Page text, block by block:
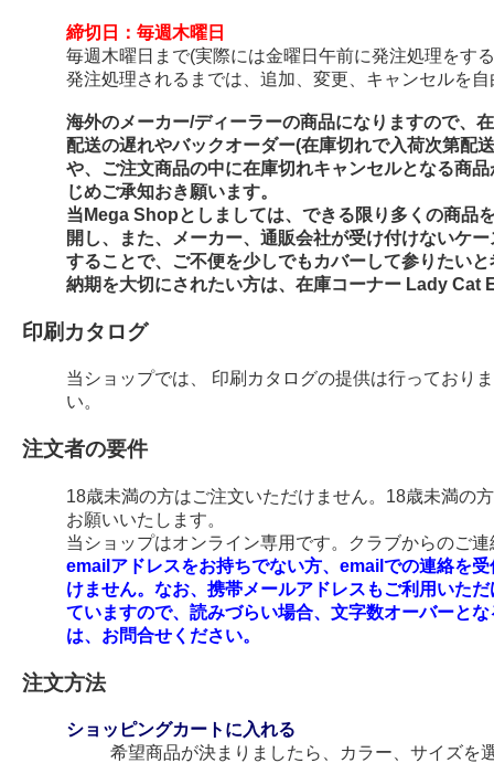
締切日：毎週木曜日
毎週木曜日まで(実際には金曜日午前に発注処理をす
発注処理されるまでは、追加、変更、キャンセルを
海外のメーカー/ディーラーの商品になりますので、
配送の遅れやバックオーダー(在庫切れで入荷次第配
や、ご注文商品の中に在庫切れキャンセルとなる商
じめご承知おき願います。
当Mega Shopとしましては、できる限り多くの商品
開し、また、メーカー、通販会社が受け付けないケ
することで、ご不便を少しでもカバーして参りたい
納期を大切にされたい方は、在庫コーナー Lady Cat
印刷カタログ
当ショップでは、 印刷カタログの提供は行っており
い。
注文者の要件
18歳未満の方はご注文いただけません。18歳未満の
お願いいたします。
当ショップはオンライン専用です。クラブからのご
emailアドレスをお持ちでない方、emailでの連絡を
けません。なお、携帯メールアドレスもご利用いた
ていますので、読みづらい場合、文字数オーバーと
は、お問合せください。
注文方法
ショッピングカートに入れる
希望商品が決まりましたら、カラー、サイズを